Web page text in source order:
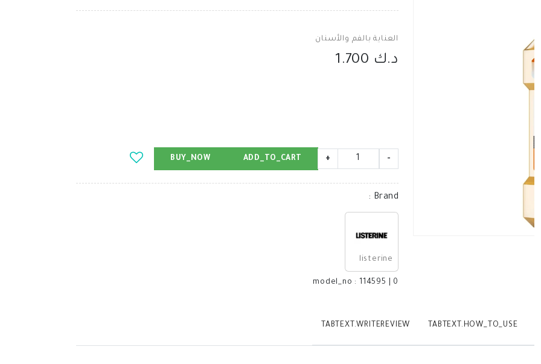
العناية بالفم والأسنان
د.ك 1.700
-
+
ADD_TO_CART
BUY_NOW
Brand
:
listerine
model_no : 114595 0
TABTEXT.HOW_TO_USE
TABTEXT.WRITEREVIEW